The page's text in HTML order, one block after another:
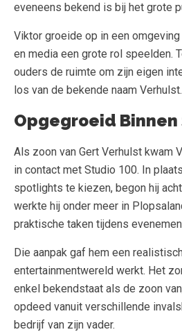
eveneens bekend is bij het grote
Viktor groeide op in een
en media een grote rol speelden.
ouders de ruimte om zijn eigen
los van de bekende naam Verhulst.
Opgegroeid Binnen
Als zoon van Gert Verhulst kwam
in contact met Studio 100. In
spotlights te kiezen, begon hij
werkte hij onder meer in
praktische taken tijdens
Die aanpak gaf hem een
entertainmentwereld werkt. Het
enkel bekendstaat als de zoon
opdeed vanuit verschillende
bedrijf van zijn vader.